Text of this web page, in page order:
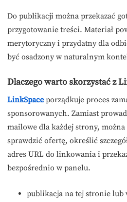
Do publikacji można przekazać
przygotowanie treści. Materiał
merytoryczny i przydatny dla
być osadzony w naturalnym
Dlaczego warto skorzystać z
LinkSpace porządkuje proces
sponsorowanych. Zamiast
mailowe dla każdej strony,
sprawdzić ofertę, określić
adres URL do linkowania i
bezpośrednio w panelu.
publikacja na tej stronie lub